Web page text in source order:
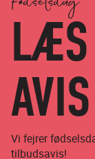
LÆS
AVIS
Vi fejrer
tilbudsavis!